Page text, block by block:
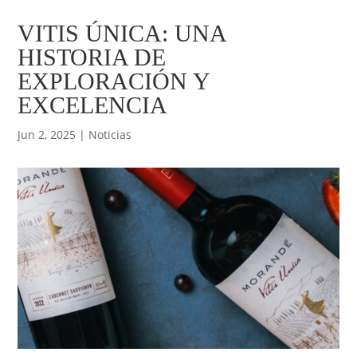
VITIS ÚNICA: UNA
HISTORIA DE
EXPLORACIÓN Y
EXCELENCIA
Jun 2, 2025 | Noticias